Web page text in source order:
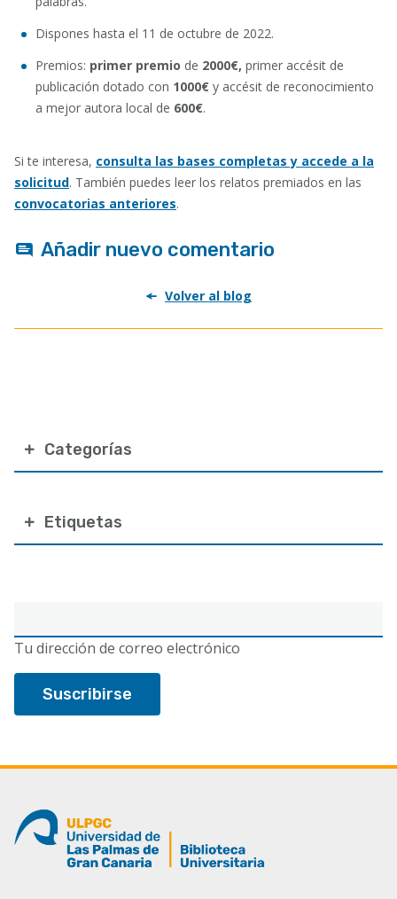
electrónico
Tu dirección de correo electrónico
Categorías
Etiquetas
Dispones hasta el 11 de octubre de 2022.
Premios: primer premio de 2000€, primer accésit de
publicación dotado con 1000€ y accésit de reconocimiento
a mejor autora local de 600€.
Si te interesa, consulta las bases completas y accede a la
solicitud. También puedes leer los relatos premiados en las
convocatorias anteriores.
Añadir nuevo comentario
Volver al blog